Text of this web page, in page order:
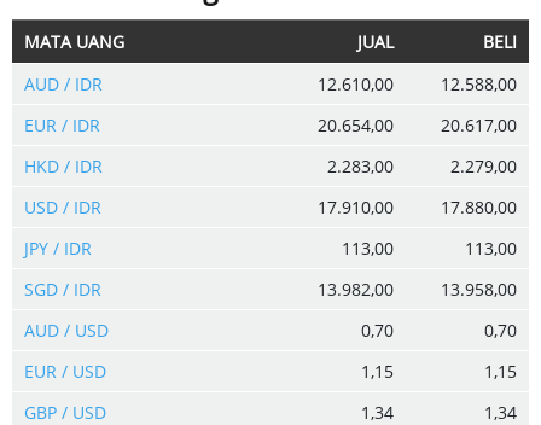
MATA UANG JUAL
BELI
AUD / IDR
12.610,00
12.588,00
EUR / IDR
20.654,00
20.617,00
HKD / IDR
2.283,00
2.279,00
USD / IDR
17.910,00
17.880,00
JPY / IDR
113,00
113,00
SGD / IDR
13.982,00
13.958,00
AUD / USD
0,70
0,70
EUR / USD
1,15
1,15
GBP / USD
1,34
1,34